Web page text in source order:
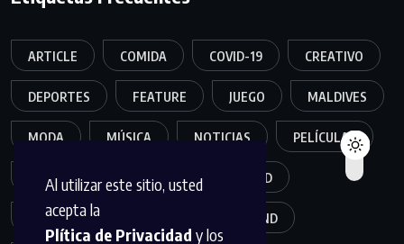
Al utilizar este sitio, usted
acepta la
Plítica de Privacidad y los
ARTICLE COMIDA COVID-19 CREATIVO
DEPORTES FEATURE JUEGO MALDIVES
MODA MÚSICA NOTICIAS PELÍCULAS
POPULER SALUD SEGURIDAD
TECNOLOGÍA TREND